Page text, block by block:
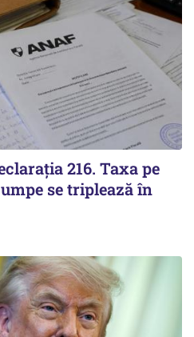
216. Taxa pe
se triplează în